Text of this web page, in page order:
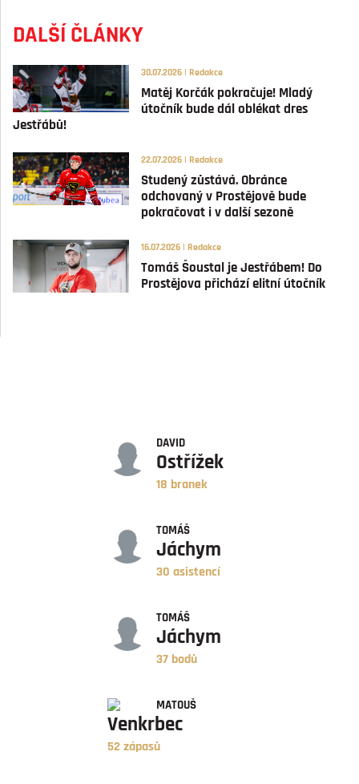
DALŠÍ ČLÁNKY
30.07.2026 | Redakce
Matěj Korčák pokračuje! Mladý
útočník bude dál oblékat dres
Jestřábů!
22.07.2026 | Redakce
Studený zůstává. Obránce
odchovaný v Prostějově bude
pokračovat i v další sezoně
16.07.2026 | Redakce
Tomáš Šoustal je Jestřábem! Do
Prostějova přichází elitní útočník
DAVID
Ostřížek
18 branek
TOMÁŠ
Jáchym
30 asistencí
TOMÁŠ
Jáchym
37 bodů
MATOUŠ
Venkrbec
52 zápasů